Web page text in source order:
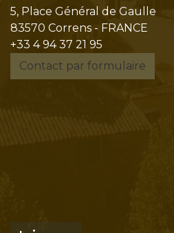
5, Place Général de Gaulle
83570 Correns - FRANCE
+33 4 94 37 21 95
Contact par formulaire